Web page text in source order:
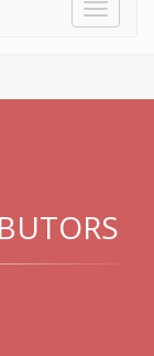
Toggle